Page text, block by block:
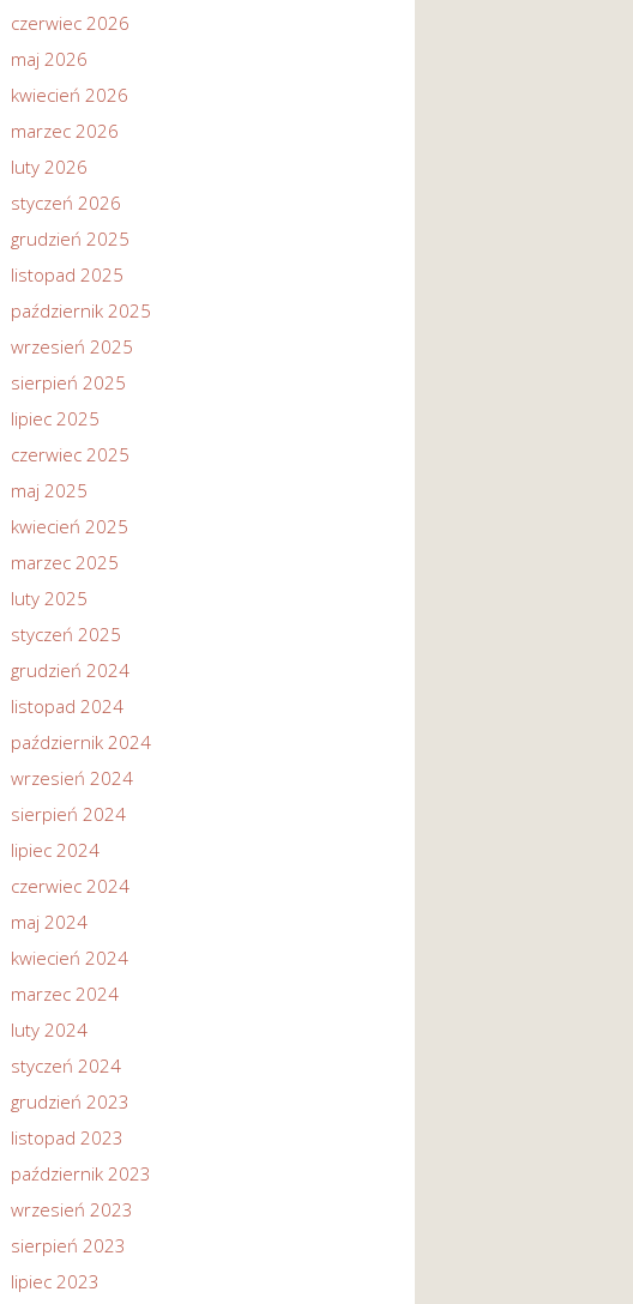
czerwiec 2026
maj 2026
kwiecień 2026
marzec 2026
luty 2026
styczeń 2026
grudzień 2025
listopad 2025
październik 2025
wrzesień 2025
sierpień 2025
lipiec 2025
czerwiec 2025
maj 2025
kwiecień 2025
marzec 2025
luty 2025
styczeń 2025
grudzień 2024
listopad 2024
październik 2024
wrzesień 2024
sierpień 2024
lipiec 2024
czerwiec 2024
maj 2024
kwiecień 2024
marzec 2024
luty 2024
styczeń 2024
grudzień 2023
listopad 2023
październik 2023
wrzesień 2023
sierpień 2023
lipiec 2023